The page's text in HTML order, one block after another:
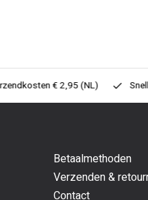
Snelle levering Veilig betalen
Betaalmethoden
Verzenden &
Contact